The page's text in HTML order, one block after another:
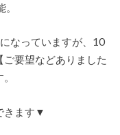
なっていますが、10
要望などありました
きます▼